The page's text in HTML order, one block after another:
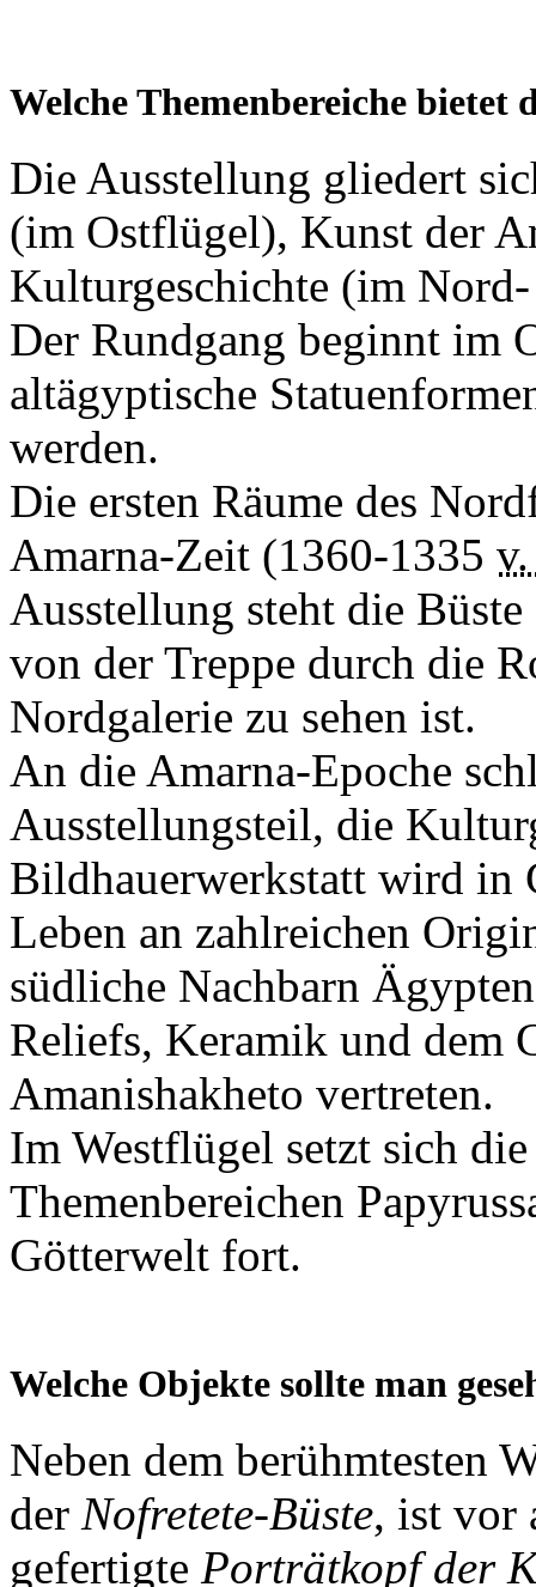
Welche Themenbereiche bietet
Die Ausstellung gliedert
(im Ostflügel), Kunst der
Kulturgeschichte (im
Der Rundgang beginnt im
altägyptische
werden.
Die ersten Räume des
Amarna-Zeit (1360-1335
Ausstellung steht die
von der Treppe durch die
Nordgalerie zu sehen ist.
An die Amarna-Epoche
Ausstellungsteil, die
Bildhauerwerkstatt wird in
Leben an zahlreichen
südliche Nachbarn
Reliefs, Keramik und dem
Amanishakheto vertreten.
Im Westflügel setzt sich
Themenbereichen
Götterwelt fort.
Welche Objekte sollte man
Neben dem berühmtesten
der Nofretete-Büste, ist vor
gefertigte Porträtkopf der